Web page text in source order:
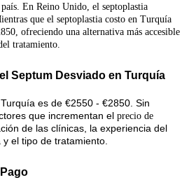
En Reino Unido, el septoplastia
que el septoplastia costo en Turquía
ofreciendo una alternativa más accesible
tratamiento.
Septum Desviado en Turquía
es de €2550 - €2850. Sin
que incrementan el precio de
de las clínicas, la experiencia del
el tipo de tratamiento.